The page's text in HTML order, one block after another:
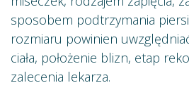
sposobem podtrzymania
rozmiaru powinien
ciała, położenie blizn, etap
zalecenia lekarza.